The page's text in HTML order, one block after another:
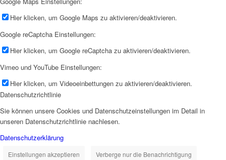
Hier klicken, um Google Maps zu aktivieren/deaktivieren.
Google reCaptcha Einstellungen:
Hier klicken, um Google reCaptcha zu aktivieren/deaktivieren.
Vimeo und YouTube Einstellungen:
Hier klicken, um Videoeinbettungen zu aktivieren/deaktivieren.
Datenschutzrichtlinie
Sie können unsere Cookies und Datenschutzeinstellungen im Detail in
unseren Datenschutzrichtlinie nachlesen.
Datenschutzerklärung
Einstellungen akzeptieren Verberge nur die Benachrichtigung